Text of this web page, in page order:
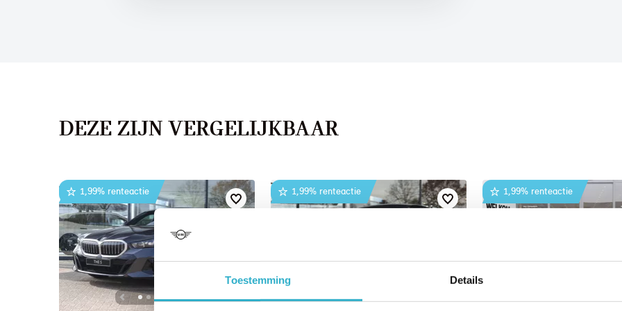
Toestemming Details
DEZE ZIJN VERGELIJKBAAR
1,99% renteactie 1,99% renteactie 1,99% renteactie